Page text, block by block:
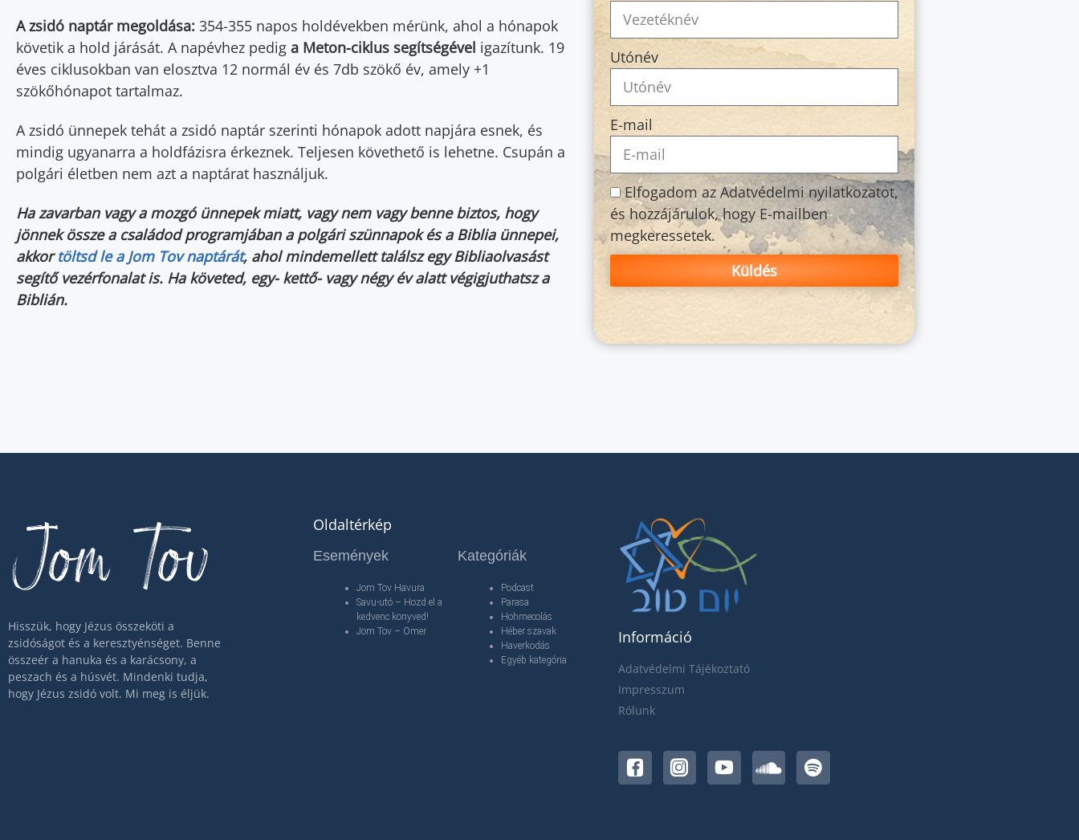
A zsidó naptár megoldása: 354-355 napos holdévekben mérünk, ahol a hónapok
követik a hold járását. A napévhez pedig a Meton-ciklus segítségével igazítunk. 19
éves ciklusokban van elosztva 12 normál év és 7db szökő év, amely +1
szökőhónapot tartalmaz.
A zsidó ünnepek tehát a zsidó naptár szerinti hónapok adott napjára esnek, és
mindig ugyanarra a holdfázisra érkeznek. Teljesen követhető is lehetne. Csupán a
polgári életben nem azt a naptárat használjuk.
Ha zavarban vagy a mozgó ünnepek miatt, vagy nem vagy benne biztos, hogy
jönnek össze a családod programjában a polgári szünnapok és a Biblia ünnepei,
akkortöltsd le a Jom Tov naptárát, ahol mindemellett találsz egy Bibliaolvasást
segítő vezérfonalat is. Ha követed, egy- kettő- vagy négy év alatt végigjuthatsz a
Biblián.
Utónév
E-mail
Elfogadom az Adatvédelmi nyilatkozatot,
és hozzájárulok, hogy E-mailben
megkeressetek.
Küldés
Jom Tov
Hisszük, hogy Jézus összeköti a
zsidóságot és a keresztyénséget. Benne
összeér a hanuka és a karácsony, a
peszach és a húsvét. Mindenki tudja,
hogy Jézus zsidó volt. Mi meg is éljük.
Oldaltérkép
Események
Jom Tov Havura
Savu-utó – Hozd el a
kedvenc könyved!
Jom Tov – Omer
Kategóriák
Podcast
Parasa
Hohmecolás
Héber szavak
Haverkodás
Egyéb kategória
Információ
Adatvédelmi Tájékoztató
Impresszum
Rólunk